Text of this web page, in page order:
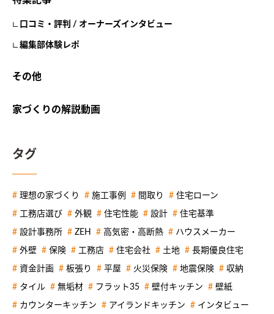
口コミ・評判 / オーナーズインタビュー
編集部体験レポ
その他
家づくりの解説動画
タグ
理想の家づくり 施工事例 間取り 住宅ローン
工務店選び 外観 住宅性能 設計 住宅基準
設計事務所 ZEH 高気密・高断熱 ハウスメーカー
外壁 保険 工務店 住宅会社 土地 長期優良住宅
資金計画 板張り 平屋 火災保険 地震保険 収納
タイル 無垢材 フラット35 壁付キッチン 壁紙
カウンターキッチン アイランドキッチン インタビュー